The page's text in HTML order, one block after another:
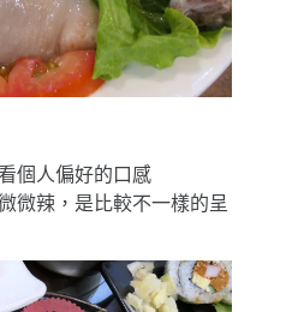
個人偏好的口感
微辣，是比較不一樣的呈